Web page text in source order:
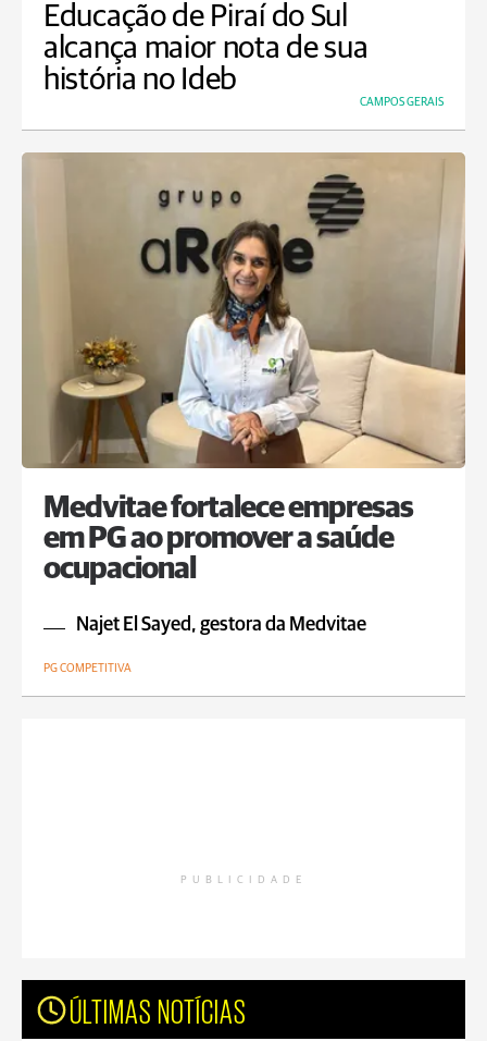
Educação de Piraí do Sul
alcança maior nota de sua
história no Ideb
CAMPOS GERAIS
Medvitae fortalece empresas
em PG ao promover a saúde
ocupacional
Najet El Sayed, gestora da Medvitae
PG COMPETITIVA
PUBLICIDADE
ÚLTIMAS NOTÍCIAS